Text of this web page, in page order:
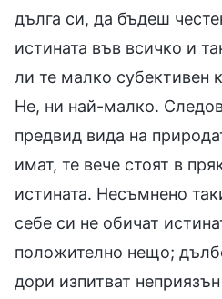
дълга си, да бъдеш
истината във всичко и
ли те малко субективен
Не, ни най-малко.
предвид вида на
имат, те вече стоят в
истината. Несъмнено
себе си не обичат
положително нещо;
дори изпитват